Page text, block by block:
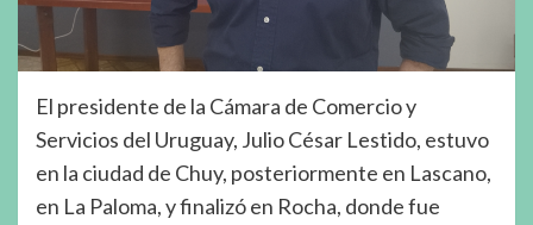
El presidente de la Cámara de Comercio y
Servicios del Uruguay, Julio César Lestido, estuvo
en la ciudad de Chuy, posteriormente en Lascano,
en La Paloma, y finalizó en Rocha, donde fue